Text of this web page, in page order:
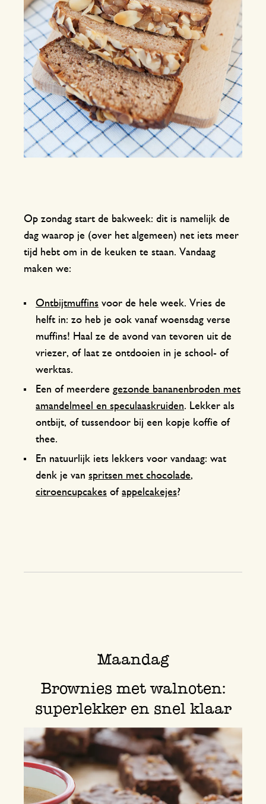
Op zondag start de bakweek: dit is namelijk de
dag waarop je (over het algemeen) net iets meer
tijd hebt om in de keuken te staan. Vandaag
maken we:
Ontbijtmuffins voor de hele week. Vries de
helft in: zo heb je ook vanaf woensdag verse
muffins! Haal ze de avond van tevoren uit de
vriezer, of laat ze ontdooien in je school- of
werktas.
Een of meerdere gezonde bananenbroden met
amandelmeel en speculaaskruiden. Lekker als
ontbijt, of tussendoor bij een kopje koffie of
thee.
En natuurlijk iets lekkers voor vandaag: wat
denk je van spritsen met chocolade,
citroencupcakes of appelcakejes?
Maandag
Brownies met walnoten:
superlekker en snel klaar